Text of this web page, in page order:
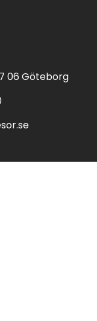
06 Göteborg